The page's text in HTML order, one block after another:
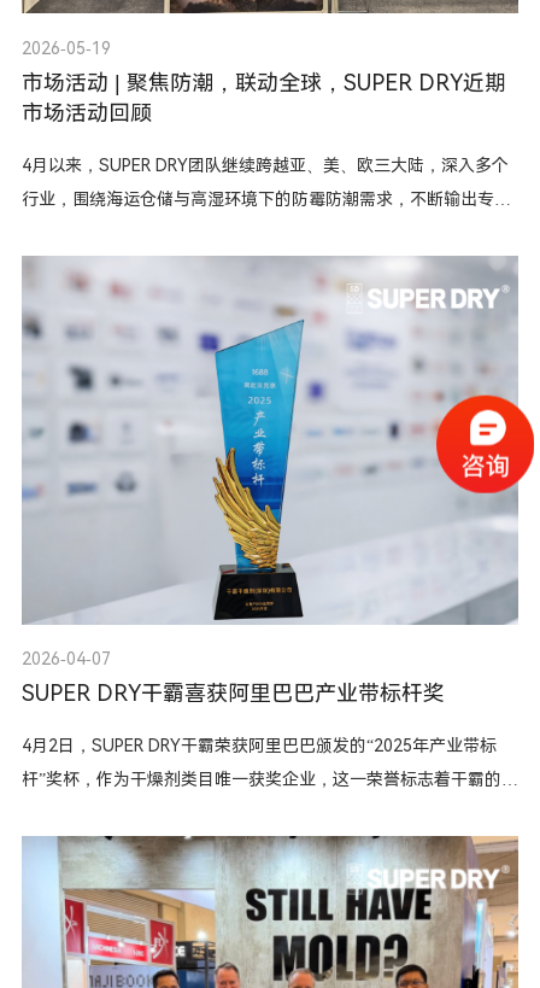
2026-05-19
市场活动 | 聚焦防潮，联动全球，SUPER DRY近期
市场活动回顾
4月以来，SUPER DRY团队继续跨越亚、美、欧三大陆，深入多个
行业，围绕海运仓储与高湿环境下的防霉防潮需求，不断输出专业
2026-04-07
SUPER DRY干霸喜获阿里巴巴产业带标杆奖
4月2日，SUPER DRY干霸荣获阿里巴巴颁发的“2025年产业带标
杆”奖杯，作为干燥剂类目唯一获奖企业，这一荣誉标志着干霸的产